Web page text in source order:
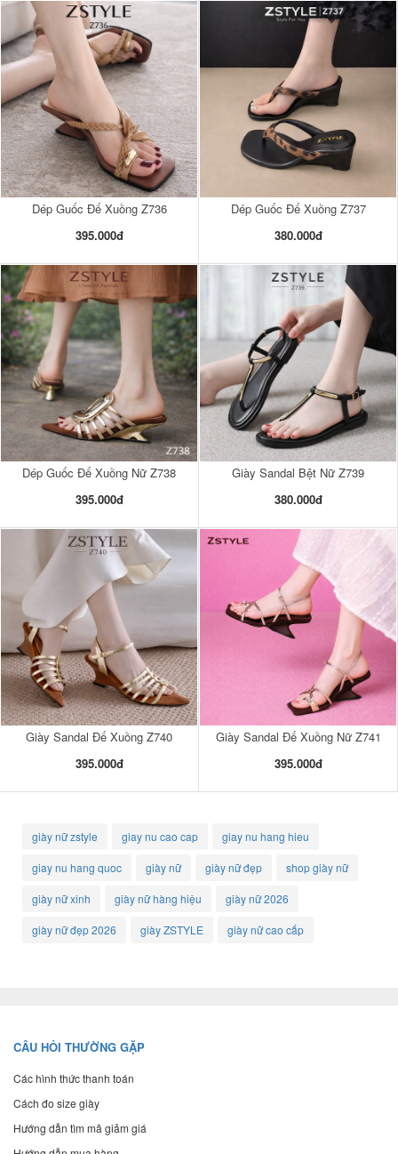
Dép Guốc Đế Xuồng Z736
395.000đ
Dép Guốc Đế Xuồng Z737
380.000đ
Dép Guốc Đế Xuồng Nữ Z738
395.000đ
Giày Sandal Bệt Nữ Z739
380.000đ
Giày Sandal Đế Xuồng Z740
395.000đ
Giày Sandal Đế Xuồng Nữ Z741
395.000đ
giày nữ zstyle giay nu cao cap giay nu hang hieu
giay nu hang quoc giày nữ giày nữ đẹp shop giày nữ
giày nữ xinh giày nữ hàng hiệu giày nữ 2026
giày nữ đẹp 2026 giày ZSTYLE giày nữ cao cấp
CÂU HỎI THƯỜNG GẶP
Các hình thức thanh toán
Cách đo size giày
Hướng dẫn tìm mã giảm giá